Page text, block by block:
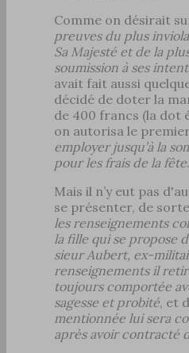
Comme on désirait
preuves du plus
Sa Majesté et de la
soumission à ses
avait fait aussi
décidé de doter la
de 400 francs (la dot
on autorisa le
employer jusqu’à la
pour les frais de la fête.
Mais il n’y eut pas
se présenter, de
les renseignements
la fille qui se propose
sieur Aubert, ex-
renseignements il
toujours comportée
sagesse et probité, et
mentionnée lui sera
après avoir contracté